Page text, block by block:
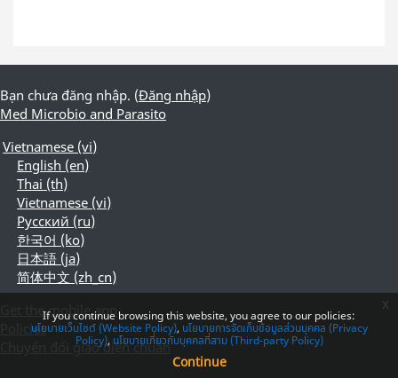
Bạn chưa đăng nhập. (Đăng nhập)
Med Microbio and Parasito
Vietnamese ‎(vi)‎
English ‎(en)‎
Thai ‎(th)‎
Vietnamese ‎(vi)‎
Русский ‎(ru)‎
한국어 ‎(ko)‎
日本語 ‎(ja)‎
简体中文 ‎(zh_cn)‎
Get the mobile app
Policies
Chuyển đổi giao diện chuẩn
If you continue browsing this website, you agree to our policies:
นโยบายเว็บไซต์ (Website Policy) นโยบายการจัดเก็บข้อมูลส่วนบุคคล (Privacy
Policy) นโยบายเกี่ยวกับบุคคลที่สาม (Third-party Policy)
Continue
x